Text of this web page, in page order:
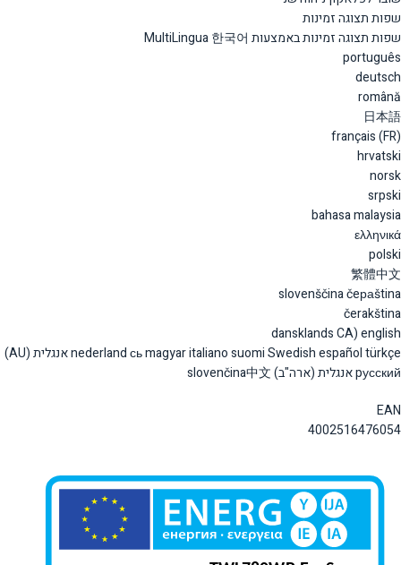
שפות תצוגה זמינות
שפות תצוגה זמינות באמצעות MultiLingua 한국어
português
deutsch
română
日本語
français (FR)
hrvatski
norsk
srpski
bahasa malaysia
ελληνιкά
polski
繁體中文
slovenščina čeраština
čerakština
dansklands CA) english
nederland сь magyar italiano suomi Swedish español türkçe אנגלית (AU)
pусский אנגלית (ארה"ב) slovenčina中文
EAN
4002516476054